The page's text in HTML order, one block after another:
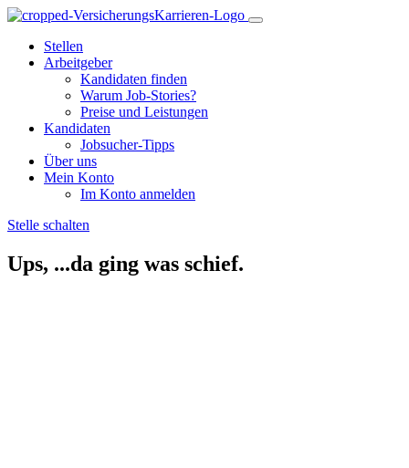
Stellen
Arbeitgeber
Kandidaten finden
Warum Job-Stories?
Preise und Leistungen
Kandidaten
Jobsucher-Tipps
Über uns
Mein Konto
Im Konto anmelden
Stelle schalten
Ups, ...da ging was schief.